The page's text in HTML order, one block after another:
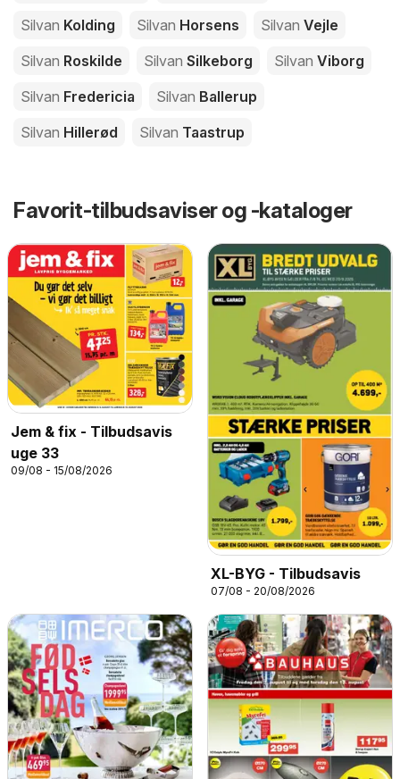
Silvan Kolding Silvan Horsens Silvan Vejle
Silvan Roskilde Silvan Silkeborg Silvan Viborg
Silvan Fredericia Silvan Ballerup
Silvan Hillerød Silvan Taastrup
Favorit-tilbudsaviser og -kataloger
Jem & fix - Tilbudsavis
uge 33
09/08 - 15/08/2026
XL-BYG - Tilbudsavis
07/08 - 20/08/2026